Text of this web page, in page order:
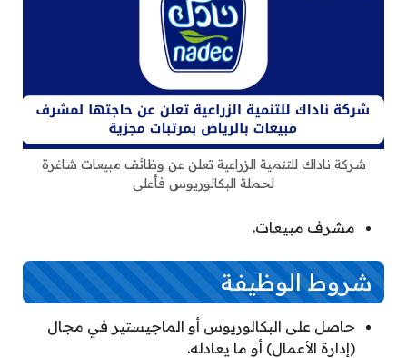
شركة ناداك للتنمية الزراعية تعلن عن وظائف مبيعات شاغرة
لحملة البكالوريوس فأعلى
مشرف مبيعات.
شروط الوظيفة
حاصل على البكالوريوس أو الماجيستير في مجال
(إدارة الأعمال) أو ما يعادله.